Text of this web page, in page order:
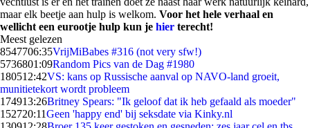
maar elk beetje aan hulp is welkom. Voor het hele verhaal en
wellicht een eurootje hulp kun je hier terecht!
Meest gelezen
8547706:35VrijMiBabes #316 (not very sfw!)
5736801:09Random Pics van de Dag #1980
180512:42VS: kans op Russische aanval op NAVO-land groeit,
munitietekort wordt probleem
174913:26Britney Spears: "Ik geloof dat ik heb gefaald als moeder"
152720:11Geen 'happy end' bij seksdate via Kinky.nl